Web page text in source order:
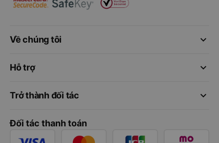
keyboard_arrow_down
Về chúng tôi
keyboard_arrow_down
Hỗ trợ
keyboard_arrow_down
Trở thành đối tác
Đối tác thanh toán